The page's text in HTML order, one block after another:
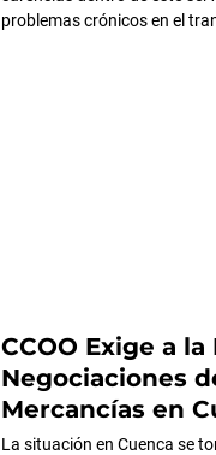
problemas crónicos en el
CCOO Exige a
Negociaciones
Mercancías en
La situación en Cuenca se